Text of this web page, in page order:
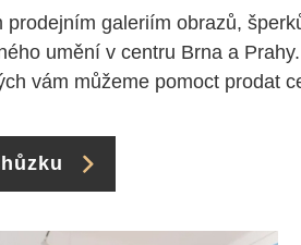
prodejním galeriím obrazů,
umění v centru Brna a
vám můžeme pomoct prodat